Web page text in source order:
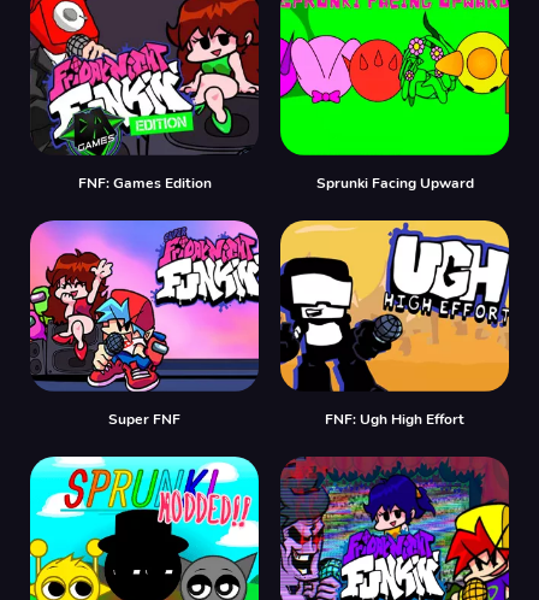
FNF: Games Edition Sprunki Facing Upward
Super FNF FNF: Ugh High Effort